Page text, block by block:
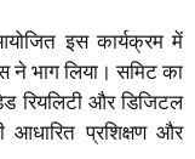
इस कार्यक्रम में
ने भाग लिया। समिट का
रियलिटी और डिजिटल
प्रशिक्षण और